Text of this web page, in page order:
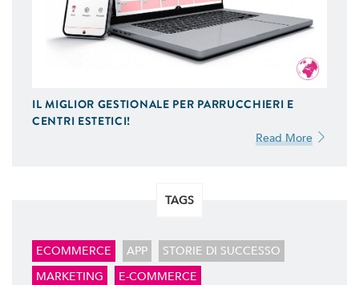
IL MIGLIOR GESTIONALE PER PARRUCCHIERI E
CENTRI ESTETICI!
Read More
TAGS
ECOMMERCE APP
STORIE DI SUCCESSO
MARKETING
E-COMMERCE
GESTIONE SOCIAL
Ci Occupiamo di Social Media Marketing. Ideiamo e
Gestiamo le tue Campagne ADS Facebook, Instagram
SEO & SEM
Possiamo Indicizzare e Posizionare il Tuo Sito Web sui
Motori di Ricerca, in Prima Pagina di Google. Scopri